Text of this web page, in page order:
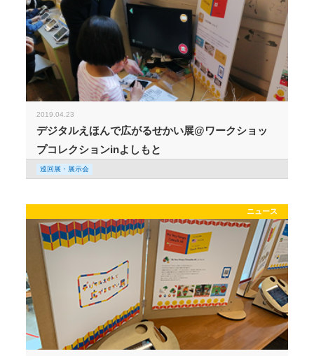
2019.04.23
デジタルえほんで広がるせかい展@ワークショッ
プコレクションinよしもと
巡回展・展示会
ニュース